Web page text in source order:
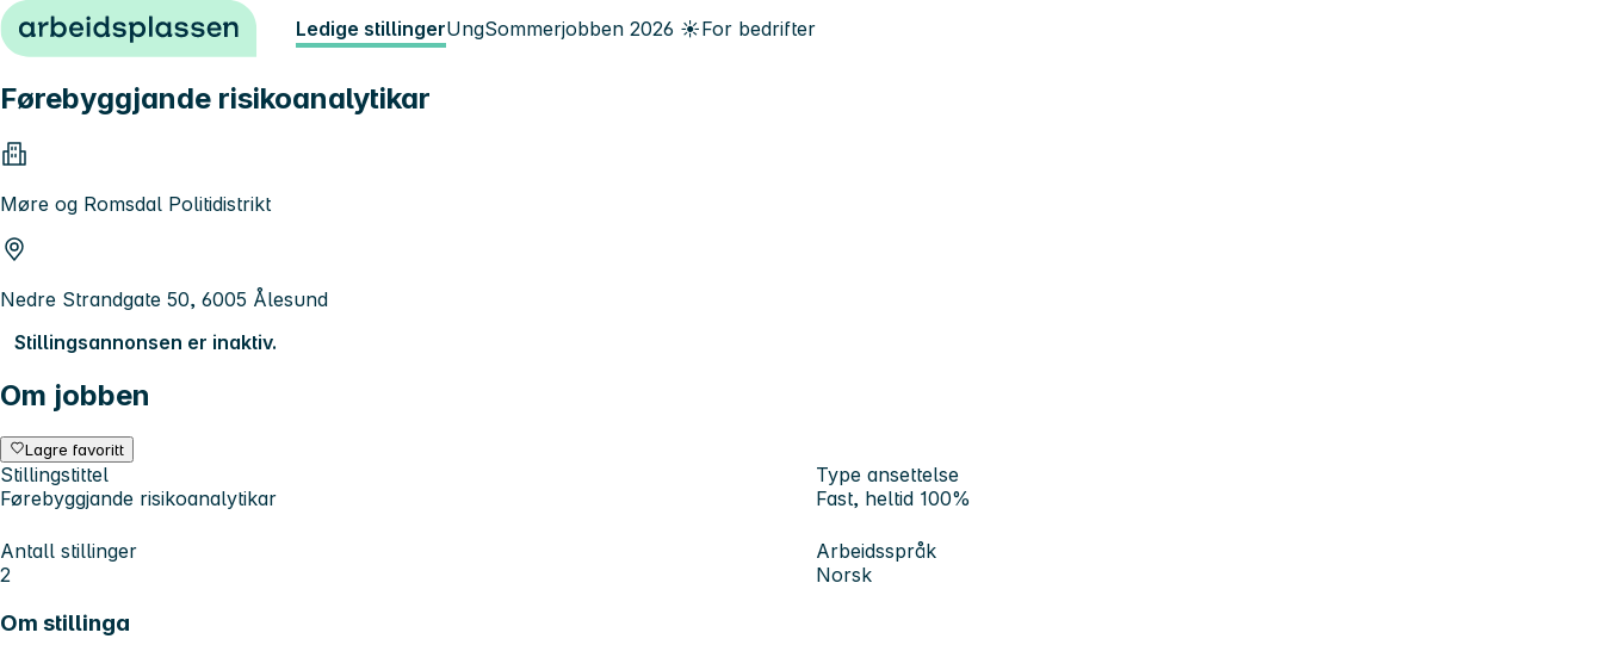
Hopp til innhold Ledige stillingerUngSommerjobben 2026 ☀️For bedrifter
Førebyggjande risikoanalytikar
Møre og Romsdal Politidistrikt
Nedre Strandgate 50, 6005 Ålesund
Stillingsannonsen er inaktiv.
Om jobben
Lagre favoritt
Stillingstittel
Førebyggjande risikoanalytikar
Type ansettelse
Fast, heltid 100%
Antall stillinger
2
Arbeidsspråk
Norsk
Om stillinga